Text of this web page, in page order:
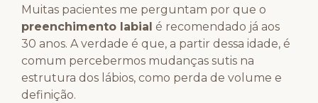
Muitas pacientes me perguntam por que o
preenchimento labial é recomendado já aos
30 anos. A verdade é que, a partir dessa idade, é
comum percebermos mudanças sutis na
estrutura dos lábios, como perda de volume e
definição.